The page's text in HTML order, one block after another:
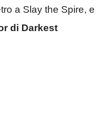
a Slay the Spire, e
di Darkest